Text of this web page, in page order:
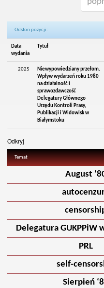
Odsłon pozycji:
Data
wydania
Tytuł
2025
Niewypowiedziany przełom.
Wpływ wydarzeń roku 1980
na działalność i
sprawozdawczość
Delegatury Głównego
Urzędu Kontroli Prasy,
Publikacji i Widowisk w
Białymstoku
Odkryj
Temat
August
Delegatura GUKPPiW
PRL
self-
Sierpień